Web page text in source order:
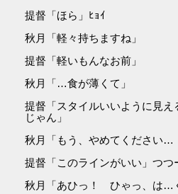
提督「ほら」ﾋｮｲ
秋月「軽々持ちますね」
提督「軽いもんなお前」
秋月「…食が薄くて」
提督「スタイルいいように見
じゃん」
秋月「もう、やめてください…
提督「このラインがいい」つつ
秋月「あひっ！ ひゃっ、は…